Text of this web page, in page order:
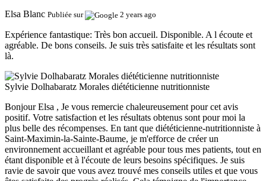
Elsa Blanc Publiée sur 2 years ago
Expérience fantastique: Très bon accueil. Disponible. A l écoute et
agréable. De bons conseils. Je suis très satisfaite et les résultats sont
là.
Sylvie Dolhabaratz Morales diététicienne nutritionniste
Bonjour Elsa , Je vous remercie chaleureusement pour cet avis
positif. Votre satisfaction et les résultats obtenus sont pour moi la
plus belle des récompenses. En tant que diététicienne-nutritionniste à
Saint-Maximin-la-Sainte-Baume, je m'efforce de créer un
environnement accueillant et agréable pour tous mes patients, tout en
étant disponible et à l'écoute de leurs besoins spécifiques. Je suis
ravie de savoir que vous avez trouvé mes conseils utiles et que vous